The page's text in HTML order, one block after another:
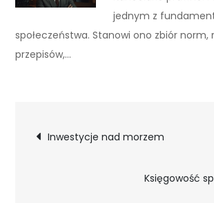
jednym z
społeczeństwa. Stanowi ono zbiór norm,
przepisów,…
Nawigacja
Inwestycje nad morzem
Księgowość